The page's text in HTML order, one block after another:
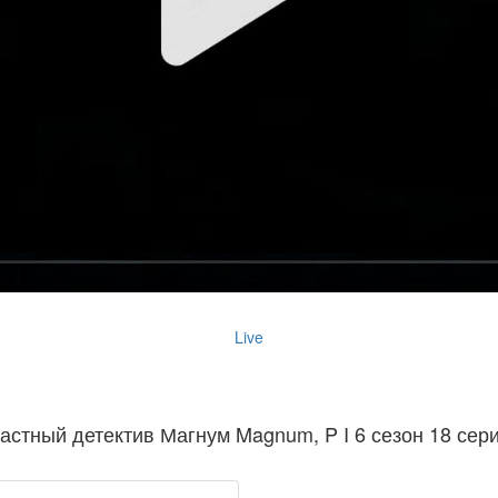
Live
детектив Магнум Magnum, P I 6 сезон 18